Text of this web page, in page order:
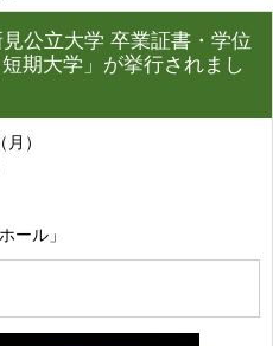
公立大学 卒業証書・学位
期大学」が挙行されまし
）
ル」